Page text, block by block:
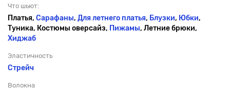
Что шьют:
Платья, Сарафаны, Для летнего платья, Блузки, Юбки,
Туника, Костюмы оверсайз, Пижамы, Летние брюки,
Хиджаб
Эластичность
Стрейч
Волокна